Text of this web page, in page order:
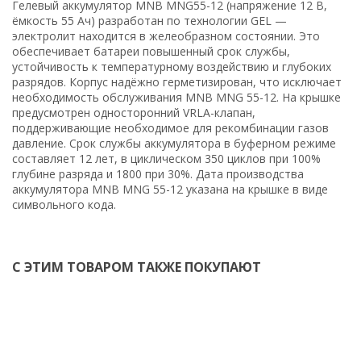
Гелевый аккумулятор MNB MNG55-12 (напряжение 12 В,
ёмкость 55 Ач) разработан по технологии GEL —
электролит находится в желеобразном состоянии. Это
обеспечивает батареи повышенный срок службы,
устойчивость к температурному воздействию и глубоких
разрядов. Корпус надёжно герметизирован, что исключает
необходимость обслуживания MNB MNG 55-12. На крышке
предусмотрен односторонний VRLA-клапан,
поддерживающие необходимое для рекомбинации газов
давление. Срок службы аккумулятора в буферном режиме
составляет 12 лет, в циклическом 350 циклов при 100%
глубине разряда и 1800 при 30%. Дата производства
аккумулятора MNB MNG 55-12 указана на крышке в виде
символьного кода.
С ЭТИМ ТОВАРОМ ТАКЖЕ ПОКУПАЮТ